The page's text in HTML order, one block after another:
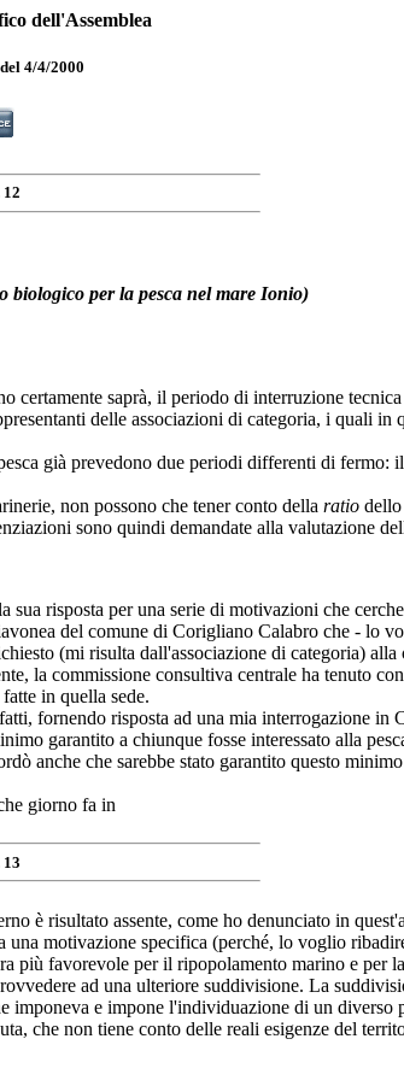
dell'Assemblea
4/4/2000
12
biologico per la pesca nel mare Ionio)
certamente saprà, il periodo di interruzione
delle associazioni di categoria, i quali
già prevedono due periodi differenti di
non possono che tener conto della ratio dello
sono quindi demandate alla valutazione
risposta per una serie di motivazioni che
del comune di Corigliano Calabro che - lo
(mi risulta dall'associazione di categoria)
la commissione consultiva centrale ha tenuto
in quella sede.
fornendo risposta ad una mia interrogazione in
garantito a chiunque fosse interessato alla
anche che sarebbe stato garantito questo
giorno fa in
13
è risultato assente, come ho denunciato in
motivazione specifica (perché, lo voglio
più favorevole per il ripopolamento marino e per
ad una ulteriore suddivisione. La
imponeva e impone l'individuazione di un
che non tiene conto delle reali esigenze del